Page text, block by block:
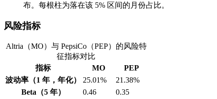
布。每根柱为落在该 5% 区间的月份占比。
风险指标
Altria（MO）与 PepsiCo（PEP）的风险特
征指标对比
指标
MO
PEP
波动率（1 年，年化）
25.01%
21.38%
Beta（5 年）
0.46
0.35